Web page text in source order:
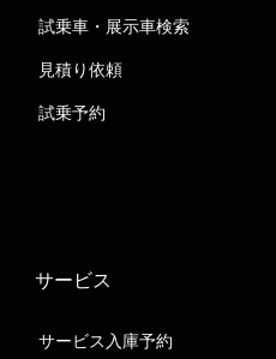
試乗車・展示車検索
見積り依頼
試乗予約
サービス
サービス入庫予約